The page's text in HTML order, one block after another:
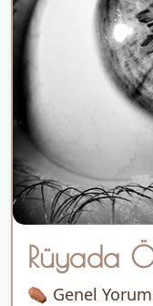
Rüyada
⚰️ Genel